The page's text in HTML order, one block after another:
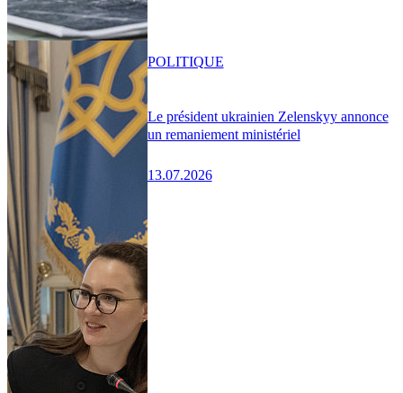
Le président ukrainien Zelenskyy annonce
un remaniement ministériel
13.07.2026
POLITIQUE